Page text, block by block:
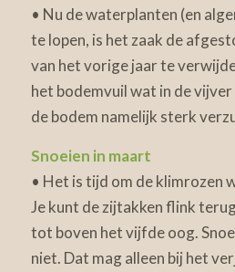
• Nu de waterplanten (en
te lopen, is het zaak de
van het vorige jaar te
het bodemvuil wat in de
de bodem namelijk sterk
Snoeien in maart
• Het is tijd om de klimrozen
Je kunt de zijtakken flink
tot boven het vijfde oog.
niet. Dat mag alleen bij het